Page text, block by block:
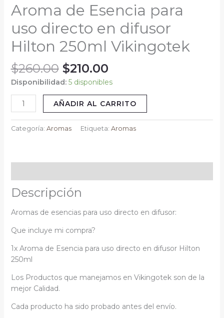
Aroma de Esencia para
uso directo en difusor
Hilton 250ml Vikingotek
$260.00
$260.00.
$210.00
$210.00.
Disponibilidad: 5 disponibles
uso
en
difusor
250ml
Vikingotek
cantidad
AÑADIR AL CARRITO
Categoría: Aromas Etiqueta: Aromas
Descripción
Aromas de esencias para uso directo en difusor:
Que incluye mi compra?
1x Aroma de Esencia para uso directo en difusor Hilton
250ml
Los Productos que manejamos en Vikingotek son de la
mejor Calidad.
Cada producto ha sido probado antes del envío.